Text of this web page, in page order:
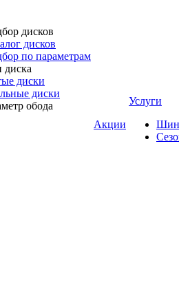
дисков
дисков
по параметрам
диска
диски
диски
обода
Акции
Услуги